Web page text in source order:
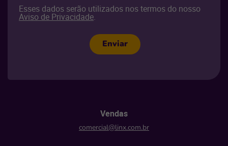
Esses dados serão utilizados nos termos do nosso
Aviso de Privacidade.
Enviar
Vendas
comercial@linx.com.br